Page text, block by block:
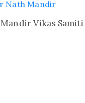
Mandir Vikas Samiti